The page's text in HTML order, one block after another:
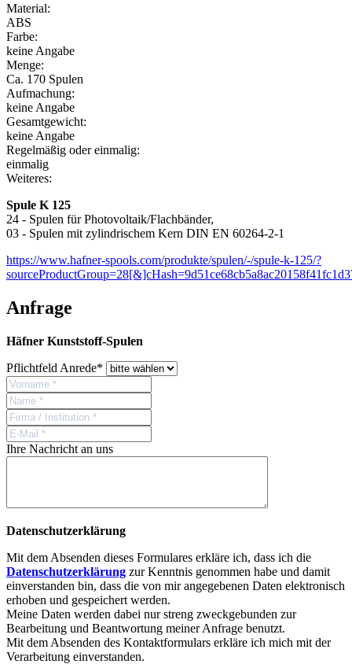
Material:
ABS
Farbe:
keine Angabe
Menge:
Ca. 170 Spulen
Aufmachung:
keine Angabe
Gesamtgewicht:
keine Angabe
Regelmäßig oder einmalig:
einmalig
Weiteres:
Spule K 125
24 - Spulen für Photovoltaik/Flachbänder,
03 - Spulen mit zylindrischem Kern DIN EN 60264-2-1
https://www.hafner-spools.com/produkte/spulen/-/spule-k-125/?
Anfrage
Häfner Kunststoff-Spulen
Pflichtfeld Anrede*
Ihre Nachricht an uns
Datenschutzerklärung
Mit dem Absenden dieses Formulares erkläre ich, dass ich die
Datenschutzerklärung zur Kenntnis genommen habe und damit
einverstanden bin, dass die von mir angegebenen Daten elektronisch
erhoben und gespeichert werden.
Meine Daten werden dabei nur streng zweckgebunden zur
Bearbeitung und Beantwortung meiner Anfrage benutzt.
Mit dem Absenden des Kontaktformulars erkläre ich mich mit der
Verarbeitung einverstanden.